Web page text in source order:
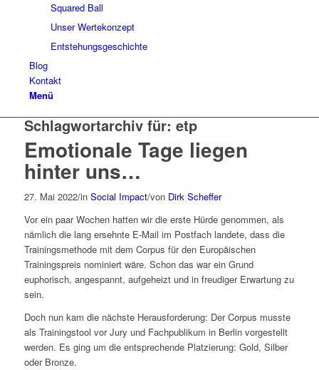
Squared Ball
Unser Wertekonzept
Entstehungsgeschichte
Blog
Kontakt
Menü
Schlagwortarchiv für: etp
Emotionale Tage liegen
hinter uns…
27. Mai 2022/in Social Impact/von Dirk Scheffer
Vor ein paar Wochen hatten wir die erste Hürde genommen, als
nämlich die lang ersehnte E-Mail im Postfach landete, dass die
Trainingsmethode mit dem Corpus für den Europäischen
Trainingspreis nominiert wäre. Schon das war ein Grund
euphorisch, angespannt, aufgeheizt und in freudiger Erwartung zu
sein.
Doch nun kam die nächste Herausforderung: Der Corpus musste
als Trainingstool vor Jury und Fachpublikum in Berlin vorgestellt
werden. Es ging um die entsprechende Platzierung: Gold, Silber
oder Bronze.